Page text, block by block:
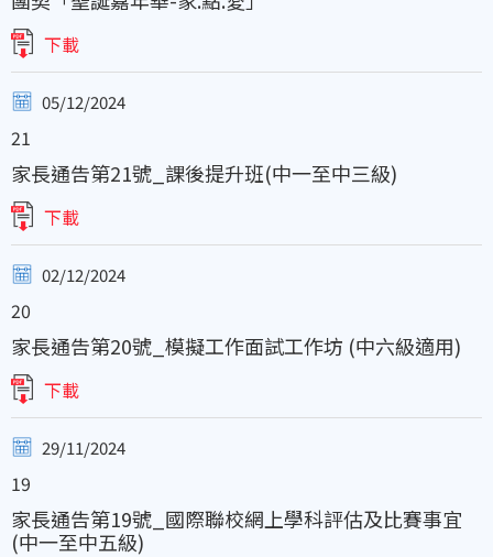
下載
05/12/2024
21
家長通告第21號_課後提升班(中一至中三級)
下載
02/12/2024
20
家長通告第20號_模擬工作面試工作坊 (中六級適用)
下載
29/11/2024
19
家長通告第19號_國際聯校網上學科評估及比賽事宜
(中一至中五級)